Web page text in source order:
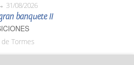
31/08/2026
banquete II
Tormes